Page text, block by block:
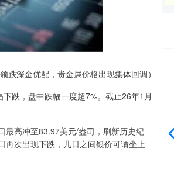
跌深金优配，贵金属价格出现集体回调）
跌，盘中跌幅一度超7%。截止26年1月
最高冲至83.97美元/盎司，刷新历史纪
次出现下跌，几日之间银价可谓坐上
14311.01 200.89 1.42%